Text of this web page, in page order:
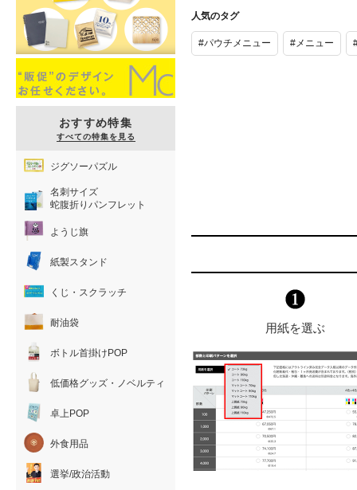
ニュー B4 ペ
人気のタグ
#パウチメニュー #メニュー
用紙を選ぶ
おすすめ特集
すべての特集を見る
ジグソーパズル
名刺サイズ
蛇腹折りパンフレット
ようじ旗
紙製スタンド
くじ・スクラッチ
耐油袋
ボトル首掛けPOP
低価格グッズ・ノベルティ
卓上POP
外食用品
選挙/政治活動